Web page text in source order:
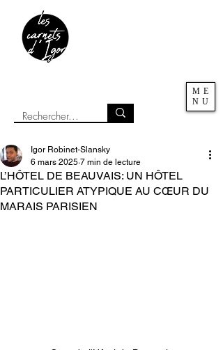
ME
NU
L’HÔTEL DE BEAUVAIS: UN HÔTEL
PARTICULIER ATYPIQUE AU CŒUR DU
MARAIS PARISIEN
Igor Robinet-Slansky
6 mars 2025 7 min de lecture